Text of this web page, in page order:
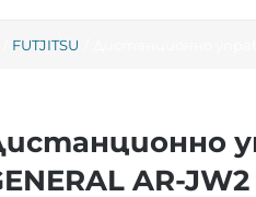
FUTJITSU
AR-JW2